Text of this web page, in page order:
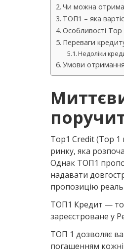
Чи можна
ТОП1 – яка
Особливості
Переваги
Недоліки
Умови
Top1 Credit (Top 1
ринку, яка
Однак ТОП1
надавати
пропозицію
ТОП1 Кредит —
зареєстроване у
ТОП 1 дозволяє
погашенням кожні